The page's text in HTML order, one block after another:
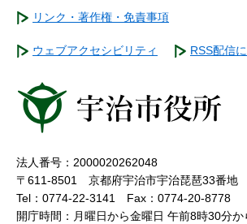
リンク・著作権・免責事項
ウェブアクセシビリティ RSS配信
法人番号：2000020262048
〒611-8501 京都府宇治市宇治琵琶33番地
Tel：0774-22-3141
Fax：0774-20-8778
開庁時間：月曜日から金曜日 午前8時30分